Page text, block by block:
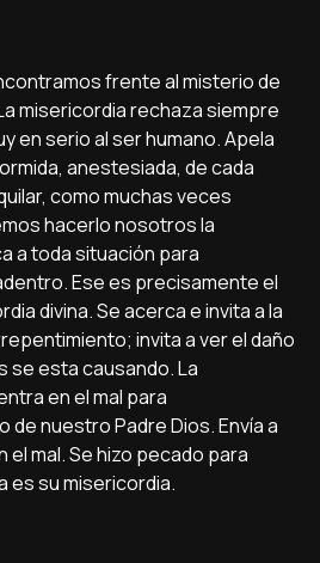
frente al misterio de
misericordia rechaza siempre
en serio al ser humano. Apela
anestesiada, de cada
como muchas veces
hacerlo nosotros la
a toda situación para
Ese es precisamente el
divina. Se acerca e invita a la
invita a ver el daño
se esta causando. La
en el mal para
nuestro Padre Dios. Enví­a a
el mal. Se hizo pecado para
es su misericordia.